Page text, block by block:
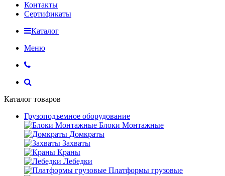
Контакты
Сертификаты
Каталог
Меню
Каталог товаров
Грузоподъемное оборудование
Блоки Монтажные
Домкраты
Захваты
Краны
Лебедки
Платформы грузовые